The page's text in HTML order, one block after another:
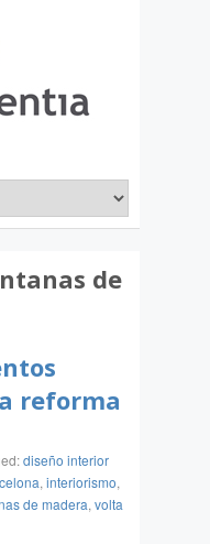
de
reforma
diseño interior
, interiorismo,
de madera, volta